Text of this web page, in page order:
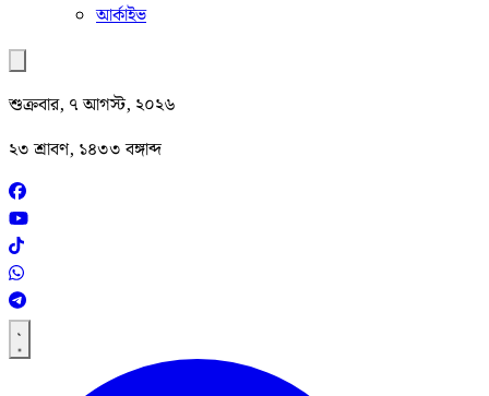
আর্কাইভ
শুক্রবার, ৭ আগস্ট, ২০২৬
২৩ শ্রাবণ, ১৪৩৩ বঙ্গাব্দ